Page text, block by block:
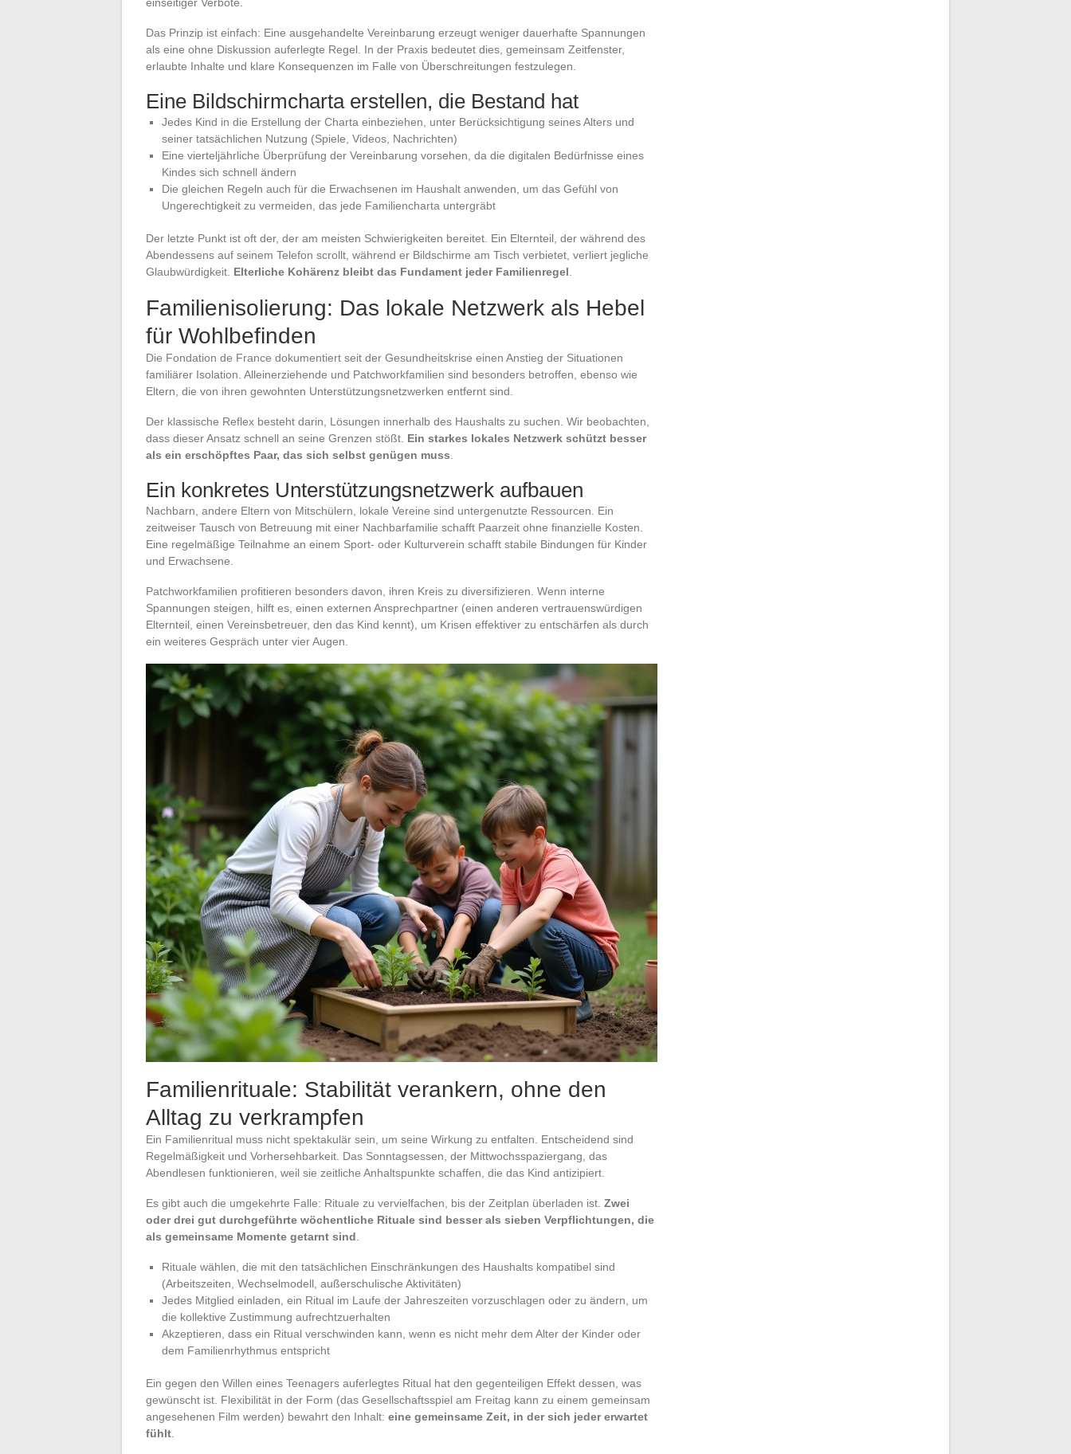
einseitiger Verbote.
Das Prinzip ist einfach: Eine ausgehandelte Vereinbarung erzeugt weniger dauerhafte Spannungen
als eine ohne Diskussion auferlegte Regel. In der Praxis bedeutet dies, gemeinsam Zeitfenster,
erlaubte Inhalte und klare Konsequenzen im Falle von Überschreitungen festzulegen.
Eine Bildschirmcharta erstellen, die Bestand hat
Jedes Kind in die Erstellung der Charta einbeziehen, unter Berücksichtigung seines Alters und
seiner tatsächlichen Nutzung (Spiele, Videos, Nachrichten)
Eine vierteljährliche Überprüfung der Vereinbarung vorsehen, da die digitalen Bedürfnisse eines
Kindes sich schnell ändern
Die gleichen Regeln auch für die Erwachsenen im Haushalt anwenden, um das Gefühl von
Ungerechtigkeit zu vermeiden, das jede Familiencharta untergräbt
Der letzte Punkt ist oft der, der am meisten Schwierigkeiten bereitet. Ein Elternteil, der während des
Abendessens auf seinem Telefon scrollt, während er Bildschirme am Tisch verbietet, verliert jegliche
Glaubwürdigkeit. Elterliche Kohärenz bleibt das Fundament jeder Familienregel.
Familienisolierung: Das lokale Netzwerk als Hebel
für Wohlbefinden
Die Fondation de France dokumentiert seit der Gesundheitskrise einen Anstieg der Situationen
familiärer Isolation. Alleinerziehende und Patchworkfamilien sind besonders betroffen, ebenso wie
Eltern, die von ihren gewohnten Unterstützungsnetzwerken entfernt sind.
Der klassische Reflex besteht darin, Lösungen innerhalb des Haushalts zu suchen. Wir beobachten,
dass dieser Ansatz schnell an seine Grenzen stößt. Ein starkes lokales Netzwerk schützt besser
als ein erschöpftes Paar, das sich selbst genügen muss.
Ein konkretes Unterstützungsnetzwerk aufbauen
Nachbarn, andere Eltern von Mitschülern, lokale Vereine sind untergenutzte Ressourcen. Ein
zeitweiser Tausch von Betreuung mit einer Nachbarfamilie schafft Paarzeit ohne finanzielle Kosten.
Eine regelmäßige Teilnahme an einem Sport- oder Kulturverein schafft stabile Bindungen für Kinder
und Erwachsene.
Patchworkfamilien profitieren besonders davon, ihren Kreis zu diversifizieren. Wenn interne
Spannungen steigen, hilft es, einen externen Ansprechpartner (einen anderen vertrauenswürdigen
Elternteil, einen Vereinsbetreuer, den das Kind kennt), um Krisen effektiver zu entschärfen als durch
ein weiteres Gespräch unter vier Augen.
Familienrituale: Stabilität verankern, ohne den
Alltag zu verkrampfen
Ein Familienritual muss nicht spektakulär sein, um seine Wirkung zu entfalten. Entscheidend sind
Regelmäßigkeit und Vorhersehbarkeit. Das Sonntagsessen, der Mittwochsspaziergang, das
Abendlesen funktionieren, weil sie zeitliche Anhaltspunkte schaffen, die das Kind antizipiert.
Es gibt auch die umgekehrte Falle: Rituale zu vervielfachen, bis der Zeitplan überladen ist. Zwei
oder drei gut durchgeführte wöchentliche Rituale sind besser als sieben Verpflichtungen, die
als gemeinsame Momente getarnt sind
Rituale wählen, die mit den tatsächlichen Einschränkungen des Haushalts kompatibel sind
(Arbeitszeiten, Wechselmodell, außerschulische Aktivitäten)
Jedes Mitglied einladen, ein Ritual im Laufe der Jahreszeiten vorzuschlagen oder zu ändern, um
die kollektive Zustimmung aufrechtzuerhalten
Akzeptieren, dass ein Ritual verschwinden kann, wenn es nicht mehr dem Alter der Kinder oder
dem Familienrhythmus entspricht
Ein gegen den Willen eines Teenagers auferlegtes Ritual hat den gegenteiligen Effekt dessen, was
gewünscht ist. Flexibilität in der Form (das Gesellschaftsspiel am Freitag kann zu einem gemeinsam
angesehenen Film werden) bewahrt den Inhalt: eine gemeinsame Zeit, in der sich jeder erwartet
fühlt